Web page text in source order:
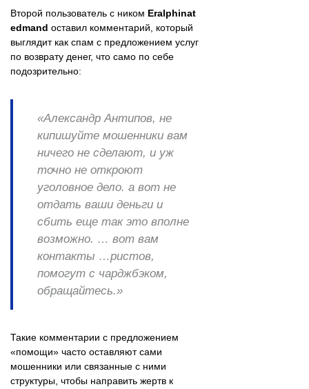
Второй пользователь с ником Eralphinat
edmand оставил комментарий, который
выглядит как спам с предложением услуг
по возврату денег, что само по себе
подозрительно:
«Александр Антипов, не
кипишуйте мошенники вам
ничего не сделают, и уж
точно не откроют
уголовное дело. а вот не
отдать ваши деньги и
сбить еще так это вполне
возможно. … вот вам
контакты …ристов,
помогут с чарджбэком,
обращайтесь.»
Такие комментарии с предложением
«помощи» часто оставляют сами
мошенники или связанные с ними
структуры, чтобы направить жертв к